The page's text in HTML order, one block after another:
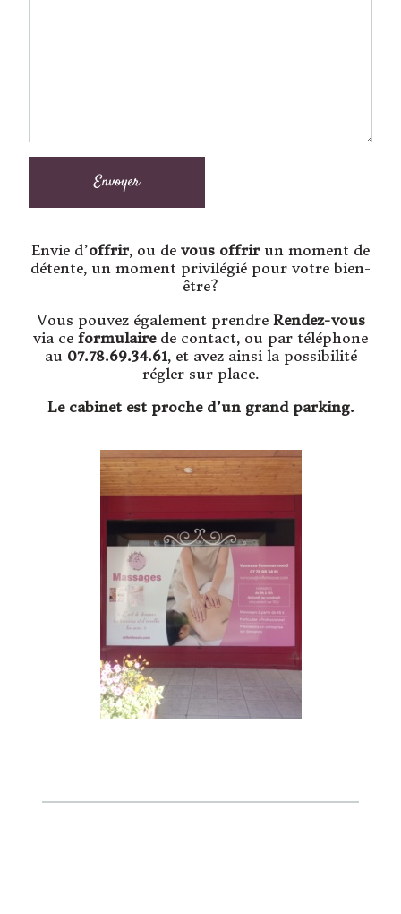
Envie d’offrir, ou de vous offrir un moment de
détente, un moment privilégié pour votre bien-
être?
Vous pouvez également prendre Rendez-vous
via ce formulairede contact, ou par téléphone
au 07.78.69.34.61, et avez ainsi la possibilité
régler sur place.
Le cabinet est proche d’un grand parking.